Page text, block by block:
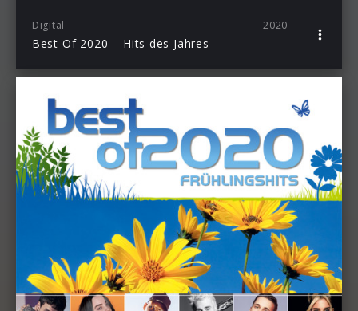
Digital 2020
Best Of 2020 – Hits des Jahres